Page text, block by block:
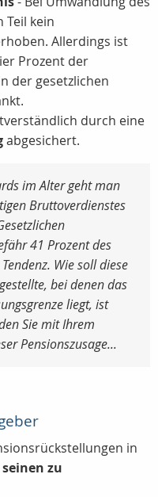
Teil kein
Allerdings ist
Prozent der
der gesetzlichen
durch eine
abgesichert.
im Alter geht man
Bruttoverdienstes
41 Prozent des
Wie soll diese
bei denen das
liegt, ist
Sie mit Ihrem
Pensionszusage...
in
zu